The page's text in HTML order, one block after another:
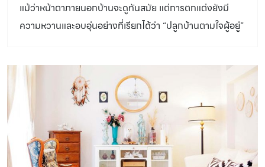
การหาบ้านเช่าให้ชาวต่างชาติที่มาอยู่เชียงใหม่ อีกทั้งช่วงหนึ่ง
ต้องไปอยู่บ้านสามีที่อังกฤษ ได้เห็นสไตล์การตกแต่งบ้านและ
แล้วความฝันก็เป็นจริงเมื่อได้กลับมาอยู่ที่เชียงใหม่ หากมอง
จากด้านหน้า ตัวบ้านจะดูทึบหน่อย แต่เมื่อเข้าไปภายในกลับพบ
ว่าโล่งและสว่าง เพราะแวดล้อมด้วยพื้นที่ว่างซึ่งทำให้รู้สึกน่า
สบาย อีกทั้งยังวางตำแหน่งของประตู หน้าต่าง และช่องแสง
ได้ถูกที่ถูกจังหวะ โดยให้หันไปยังด้านหลังบ้านและเน้นขนาดที่
ใหญ่ เพื่อให้มองเห็นสวนและทุ่งนาอย่างที่เจ้าของบ้านชอบ ทุก
แม้ว่าหน้าตาภายนอกบ้านจะดูทันสมัย แต่การตกแต่งยังมี
ความหวานและอบอุ่นอย่างที่เรียกได้ว่า “ปลูกบ้านตามใจผู้อยู่”